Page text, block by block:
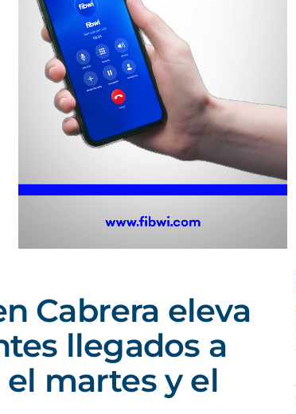
Cabrera eleva
llegados a
martes y el